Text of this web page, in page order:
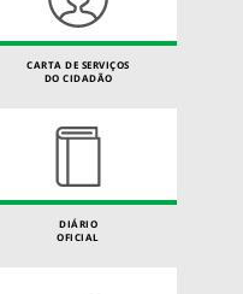
CARTA DE SERVIÇOS
DO CIDADÃO
DIÁRIO
OFICIAL